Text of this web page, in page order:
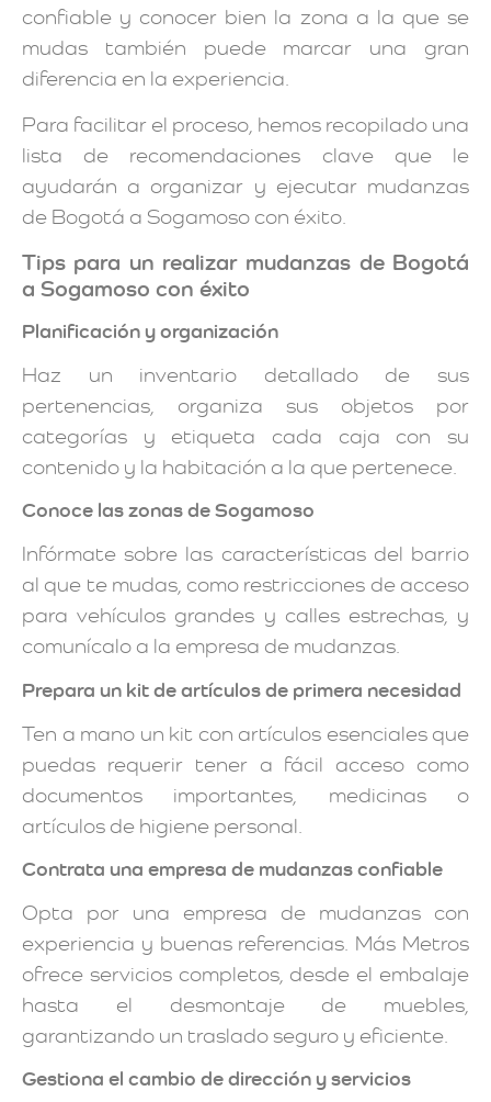
confiable y conocer bien la zona a la que se
mudas también puede marcar una gran
diferencia en la experiencia.
Para facilitar el proceso, hemos recopilado una
lista de recomendaciones clave que le
ayudarán a organizar y ejecutar mudanzas
de Bogotá a Sogamoso con éxito.
Tips para un realizar mudanzas de Bogotá
a Sogamoso con éxito
Planificación y organización
Haz un inventario detallado de sus
pertenencias, organiza sus objetos por
categorías y etiqueta cada caja con su
contenido y la habitación a la que pertenece.
Conoce las zonas de Sogamoso
Infórmate sobre las características del barrio
al que te mudas, como restricciones de acceso
para vehículos grandes y calles estrechas, y
comunícalo a la empresa de mudanzas.
Prepara un kit de artículos de primera necesidad
Ten a mano un kit con artículos esenciales que
puedas requerir tener a fácil acceso como
documentos importantes, medicinas o
artículos de higiene personal.
Contrata una empresa de mudanzas confiable
Opta por una empresa de mudanzas con
experiencia y buenas referencias. Más Metros
ofrece servicios completos, desde el embalaje
hasta el desmontaje de muebles,
garantizando un traslado seguro y eficiente.
Gestiona el cambio de dirección y servicios